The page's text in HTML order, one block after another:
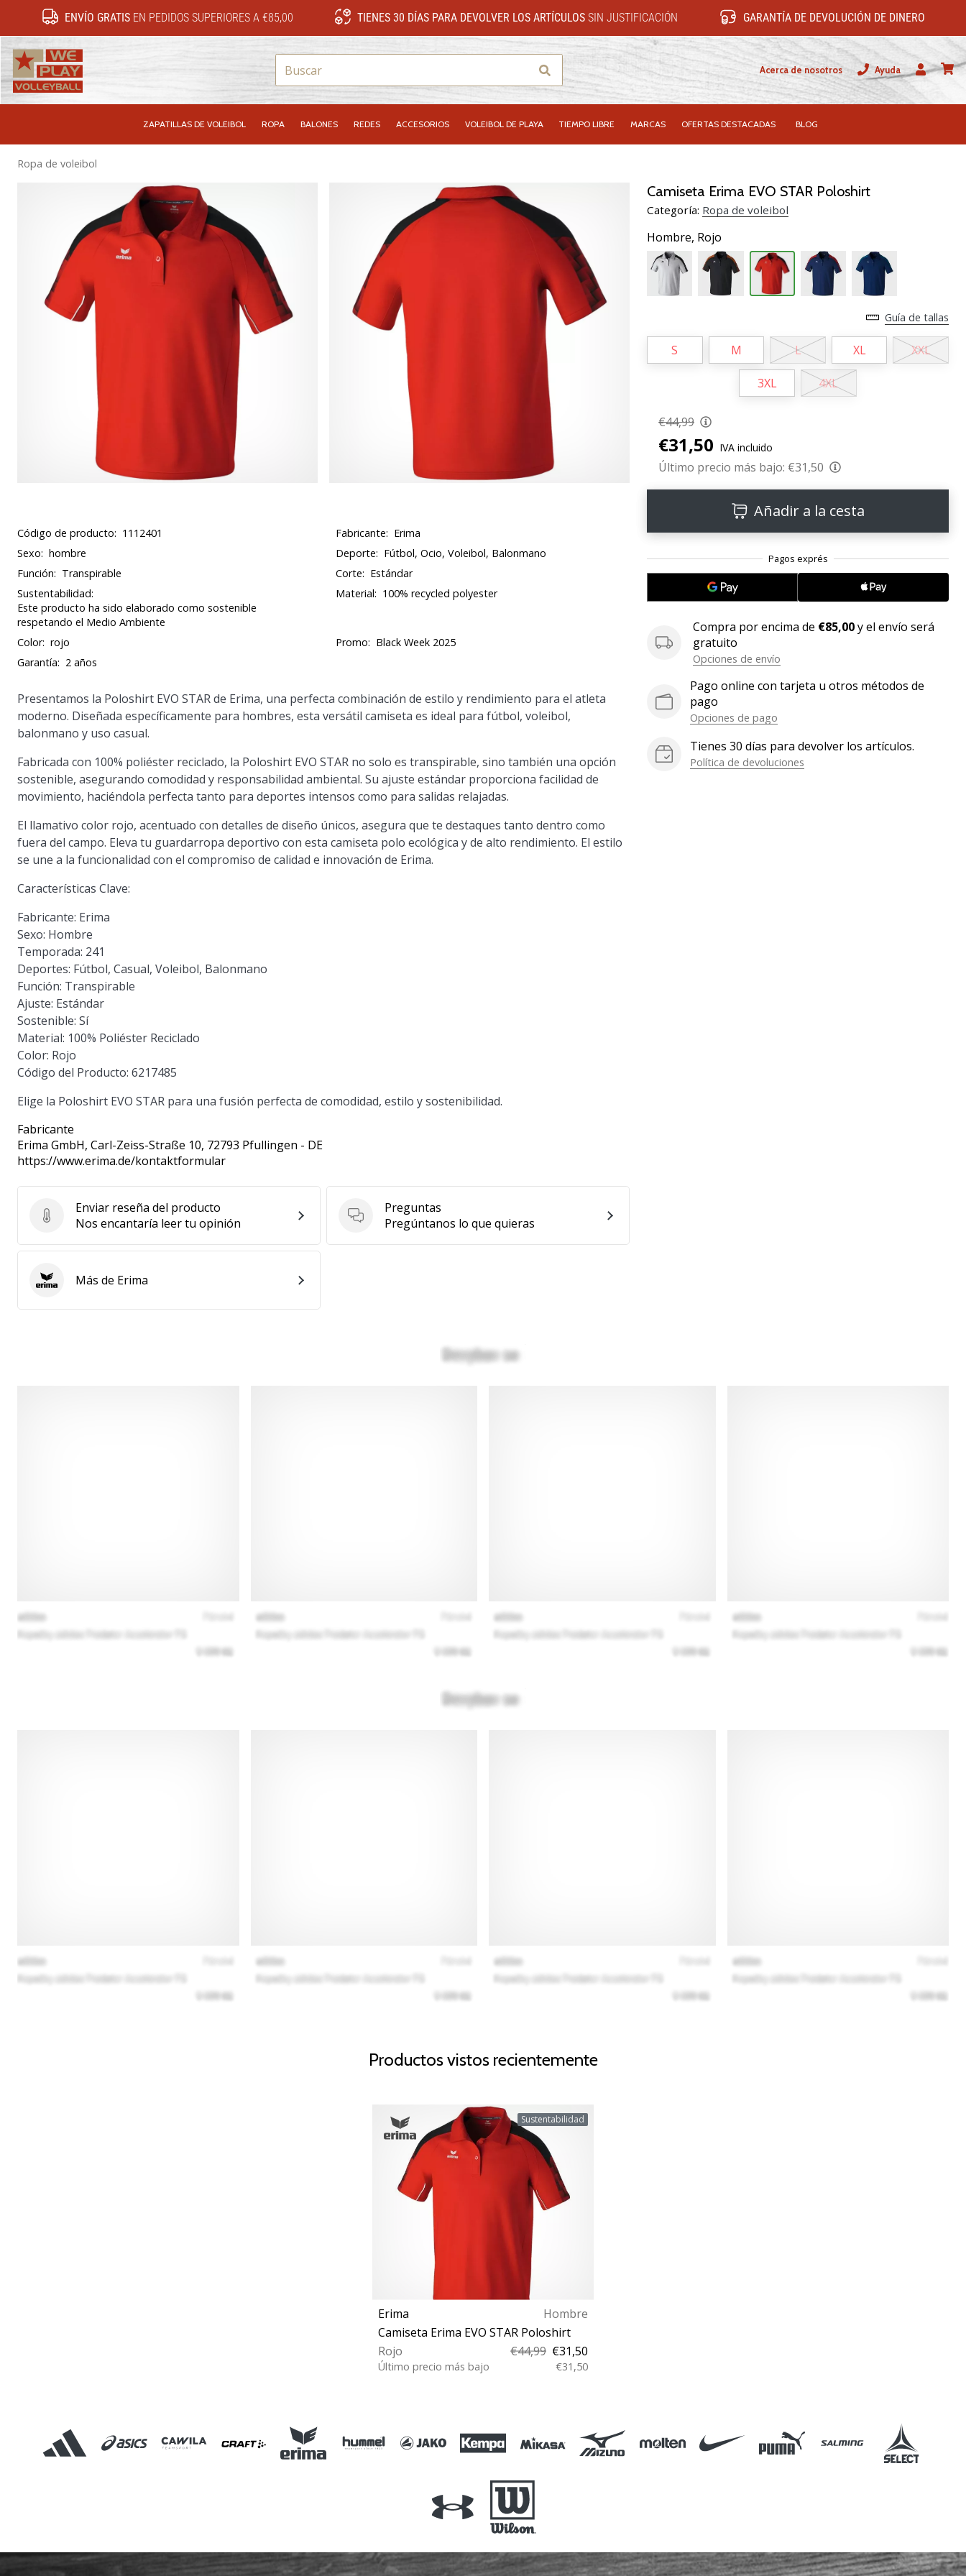
ENVÍO GRATISEN PEDIDOS SUPERIORES A €85,00 TIENES 30 DÍAS PARA DEVOLVER LOS ARTÍCULOS SIN JUSTIFICACIÓN GARANTÍA DE DEVOLUCIÓN DE DINERO
Buscar Acerca de nosotros
Ayuda
Usuario
ZAPATILLAS DE VOLEIBOL ROPA BALONES REDES ACCESORIOS VOLEIBOL DE PLAYA TIEMPO LIBRE MARCAS OFERTAS DESTACADAS BLOG
Ropa de voleibol
Camiseta Erima EVO STAR Poloshirt
Categoría: Ropa de voleibol
Hombre, Rojo
Guía de tallas
S M L XL XXL
3XL 4XL
€44,99
€31,50 IVA incluido
Último precio más bajo: €31,50
Añadir a la cesta
Compra por encima de €85,00y el envío será
gratuito
Opciones de envío
Pago online con tarjeta u otros métodos de
pago
Opciones de pago
Tienes 30 días para devolver los artículos.
Política de devoluciones
Código de producto: 1112401 Fabricante: Erima
Sexo: hombre Deporte: Fútbol, Ocio, Voleibol, Balonmano
Función: Transpirable Corte: Estándar
Sustentabilidad:
Este producto ha sido elaborado como sostenible
respetando el Medio Ambiente
Material: 100% recycled polyester
Color: rojo Promo: Black Week 2025
Garantía: 2 años
Presentamos la Poloshirt EVO STAR de Erima, una perfecta combinación de estilo y rendimiento para el atleta
moderno. Diseñada específicamente para hombres, esta versátil camiseta es ideal para fútbol, voleibol,
balonmano y uso casual.
Fabricada con 100% poliéster reciclado, la Poloshirt EVO STAR no solo es transpirable, sino también una opción
sostenible, asegurando comodidad y responsabilidad ambiental. Su ajuste estándar proporciona facilidad de
movimiento, haciéndola perfecta tanto para deportes intensos como para salidas relajadas.
El llamativo color rojo, acentuado con detalles de diseño únicos, asegura que te destaques tanto dentro como
fuera del campo. Eleva tu guardarropa deportivo con esta camiseta polo ecológica y de alto rendimiento. El estilo
se une a la funcionalidad con el compromiso de calidad e innovación de Erima.
Características Clave:
Fabricante: Erima
Sexo: Hombre
Temporada: 241
Deportes: Fútbol, Casual, Voleibol, Balonmano
Función: Transpirable
Ajuste: Estándar
Sostenible: Sí
Material: 100% Poliéster Reciclado
Color: Rojo
Código del Producto: 6217485
Elige la Poloshirt EVO STAR para una fusión perfecta de comodidad, estilo y sostenibilidad.
Fabricante
Erima GmbH, Carl-Zeiss-Straße 10, 72793 Pfullingen - DE
https://www.erima.de/kontaktformular
Enviar reseña del producto
Enviar reseña del producto
Nos encantaría leer tu opinión
Preguntas
Preguntas
Pregúntanos lo que quieras
ErimaMás de Erima
Productos vistos recientemente
Sustentabilidad
Erima
Hombre
Camiseta Erima EVO STAR Poloshirt
Rojo
€44,99 €31,50
Último precio más bajo €31,50